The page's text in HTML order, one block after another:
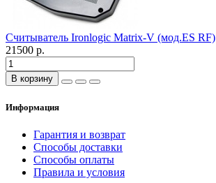
Считыватель Ironlogic Matrix-V (мод.ES RF)
21500 р.
В корзину
Информация
Гарантия и возврат
Способы доставки
Способы оплаты
Правила и условия